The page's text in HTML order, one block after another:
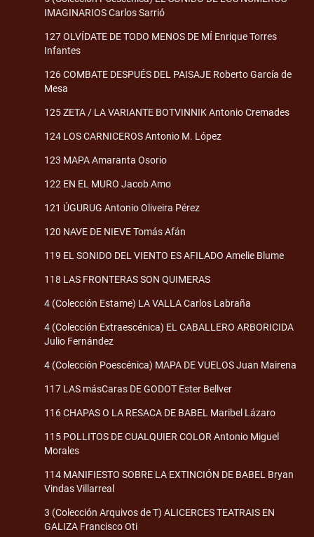
IMAGINARIOS Carlos Sarrió
127 OLVÍDATE DE TODO MENOS DE MÍ Enrique Torres
Infantes
126 COMBATE DESPUÉS DEL PAISAJE Roberto García de
Mesa
125 ZETA / LA VARIANTE BOTVINNIK Antonio Cremades
124 LOS CARNICEROS Antonio M. López
123 MAPA Amaranta Osorio
122 EN EL MURO Jacob Amo
121 ÚGURUG Antonio Oliveira Pérez
120 NAVE DE NIEVE Tomás Afán
119 EL SONIDO DEL VIENTO ES AFILADO Amelie Blume
118 LAS FRONTERAS SON QUIMERAS
4 (Colección Estame) LA VALLA Carlos Labraña
4 (Colección Extraescénica) EL CABALLERO ARBORICIDA
Julio Fernández
4 (Colección Poescénica) MAPA DE VUELOS Juan Mairena
117 LAS másCaras DE GODOT Ester Bellver
116 CHAPAS O LA RESACA DE BABEL Maribel Lázaro
115 POLLITOS DE CUALQUIER COLOR Antonio Miguel
Morales
114 MANIFIESTO SOBRE LA EXTINCIÓN DE BABEL Bryan
Vindas Villarreal
3 (Colección Arquivos de T) ALICERCES TEATRAIS EN
GALIZA Francisco Oti